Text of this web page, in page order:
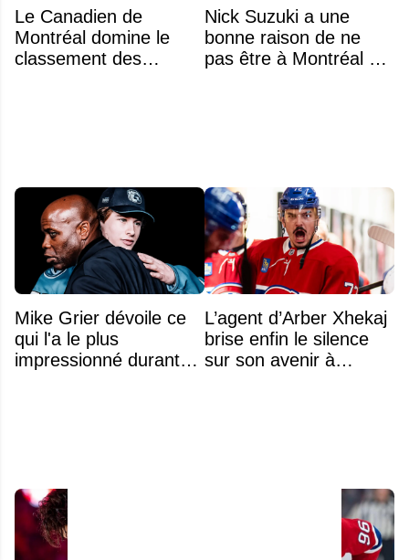
Le Canadien de
Montréal domine le
classement des
Nick Suzuki a une
bonne raison de ne
pas être à Montréal cet
Mike Grier dévoile ce
qui l'a le plus
impressionné durant
L’agent d’Arber Xhekaj
brise enfin le silence
sur son avenir à